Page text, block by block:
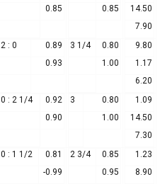
0.85
0.85
14.50
7.90
2 : 0
0.89
0.93
3 1/4
0.80
1.00
9.80
1.17
6.20
0 : 2 1/4
0.92
0.90
3
0.80
1.00
1.09
14.50
7.30
0 : 1 1/2
0.81
-0.99
2 3/4
0.85
0.95
1.23
8.90